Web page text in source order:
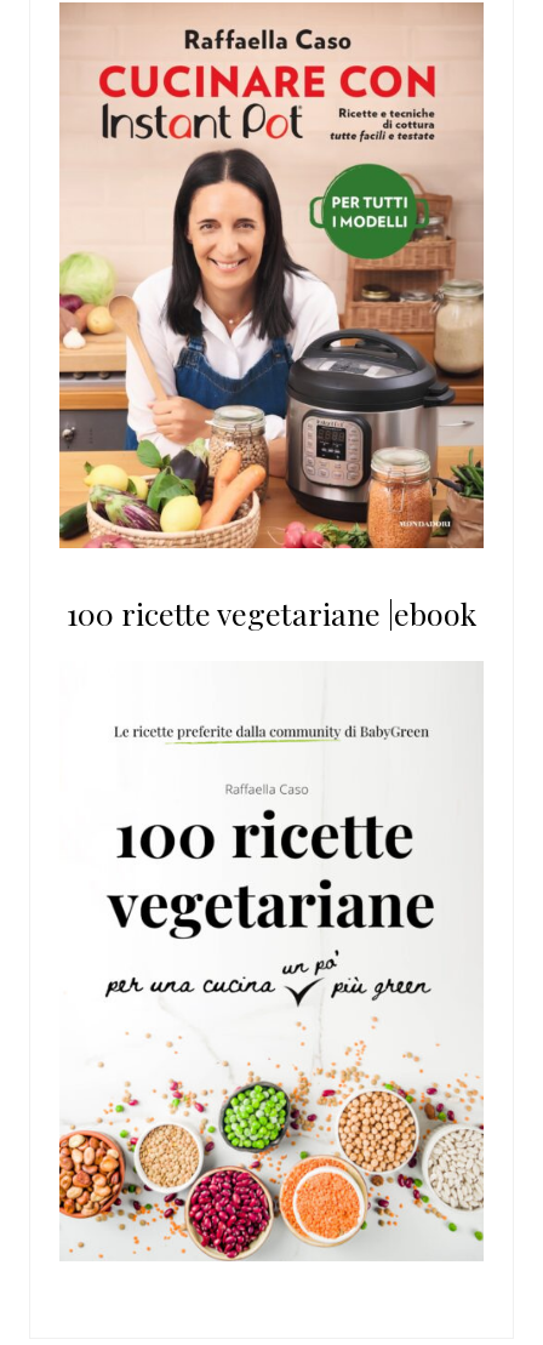
100 ricette vegetariane |ebook